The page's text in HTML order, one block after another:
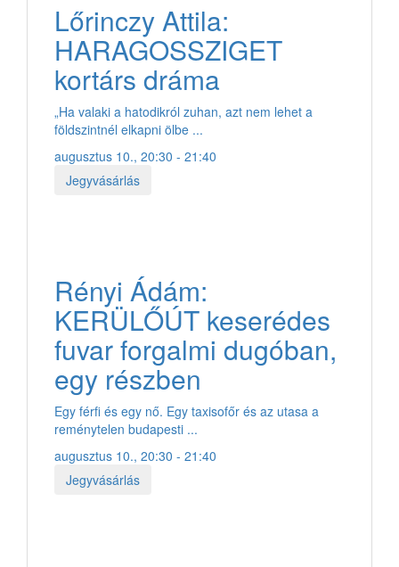
Lőrinczy Attila:
HARAGOSSZIGET
kortárs dráma
„Ha valaki a hatodikról zuhan, azt nem lehet a
földszintnél elkapni ölbe ...
augusztus 10., 20:30 - 21:40
Jegyvásárlás
Rényi Ádám:
KERÜLŐÚT keserédes
fuvar forgalmi dugóban,
egy részben
Egy férfi és egy nő. Egy taxisofőr és az utasa a
reménytelen budapesti ...
augusztus 10., 20:30 - 21:40
Jegyvásárlás